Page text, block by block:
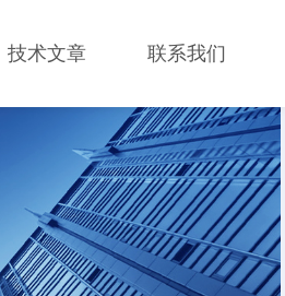
技术文章 联系我们